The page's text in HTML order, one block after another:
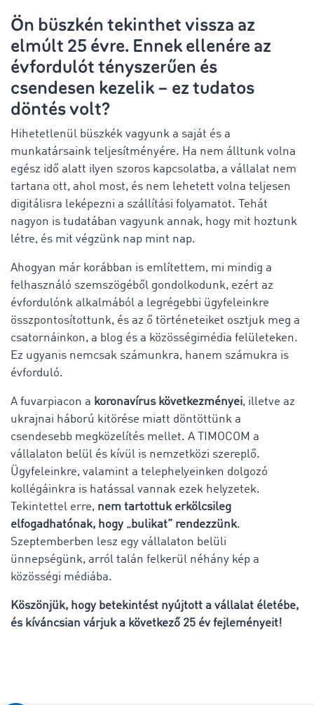
Ön büszkén tekinthet vissza az
elmúlt 25 évre. Ennek ellenére az
évfordulót tényszerűen és
csendesen kezelik – ez tudatos
döntés volt?
Hihetetlenül büszkék vagyunk a saját és a
munkatársaink teljesítményére. Ha nem álltunk volna
egész idő alatt ilyen szoros kapcsolatba, a vállalat nem
tartana ott, ahol most, és nem lehetett volna teljesen
digitálisra leképezni a szállítási folyamatot. Tehát
nagyon is tudatában vagyunk annak, hogy mit hoztunk
létre, és mit végzünk nap mint nap.
Ahogyan már korábban is említettem, mi mindig a
felhasználó szemszögéből gondolkodunk, ezért az
évfordulónk alkalmából a legrégebbi ügyfeleinkre
összpontosítottunk, és az ő történeteiket osztjuk meg a
csatornáinkon, a blog és a közösségimédia felületeken.
Ez ugyanis nemcsak számunkra, hanem számukra is
évforduló.
A fuvarpiacon a koronavírus következményei, illetve az
ukrajnai háború kitörése miatt döntöttünk a
csendesebb megközelítés mellet. A TIMOCOM a
vállalaton belül és kívül is nemzetközi szereplő.
Ügyfeleinkre, valamint a telephelyeinken dolgozó
kollégáinkra is hatással vannak ezek helyzetek.
Tekintettel erre, nem tartottuk erkölcsileg
elfogadhatónak, hogy „bulikat” rendezzünk.
Szeptemberben lesz egy vállalaton belüli
ünnepségünk, arról talán felkerül néhány kép a
közösségi médiába.
Köszönjük, hogy betekintést nyújtott a vállalat életébe,
és kíváncsian várjuk a következő 25 év fejleményeit!